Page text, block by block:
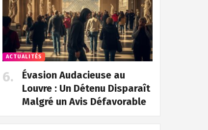
ACTUALITÉS
Évasion Audacieuse au
Louvre : Un Détenu Disparaît
Malgré un Avis Défavorable